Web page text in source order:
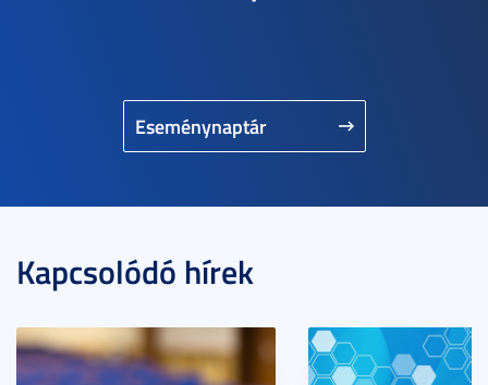
Eseménynaptár
Kapcsolódó hírek